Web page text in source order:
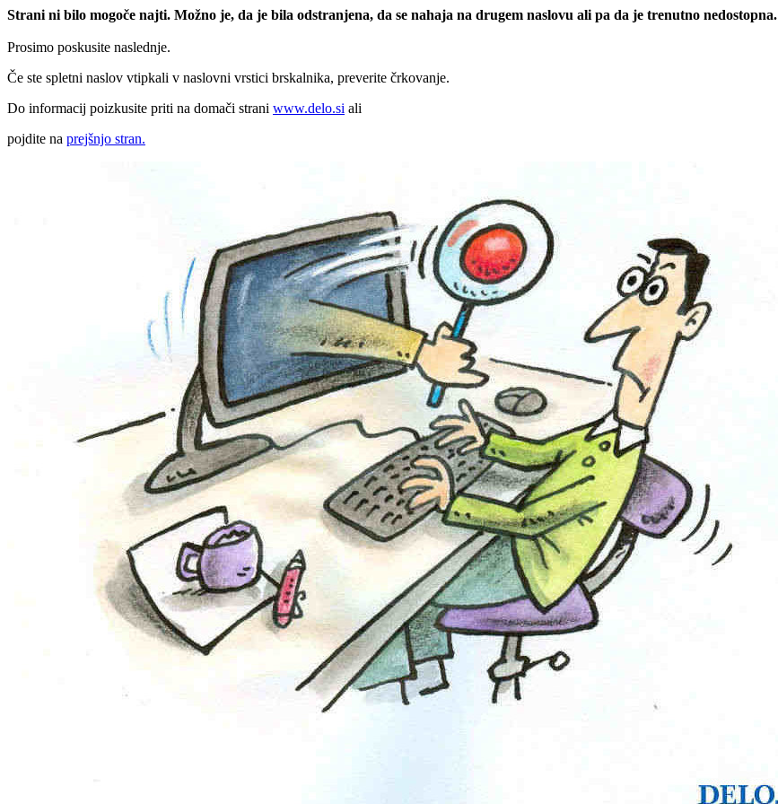
Strani ni bilo mogoče najti. Možno je, da je bila odstranjena, da se nahaja na drugem naslovu ali pa da je trenutno nedostopna.
Prosimo poskusite naslednje.
Če ste spletni naslov vtipkali v naslovni vrstici brskalnika, preverite črkovanje.
Do informacij poizkusite priti na domači strani www.delo.si ali
pojdite na prejšnjo stran.